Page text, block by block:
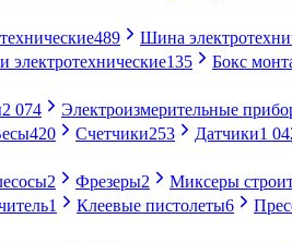
489 Шина
электротехнические135 Бокс
2 074 Электроизмерительные
420 Счетчики253 Датчики1
2 Фрезеры2 Миксеры
1 Клеевые пистолеты6